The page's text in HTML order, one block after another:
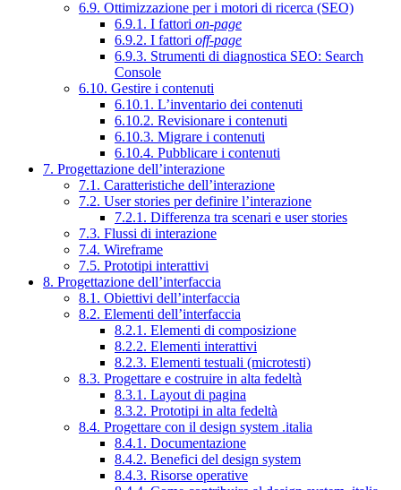
6.9. Ottimizzazione per i motori di ricerca (SEO)
6.9.1. I fattori on-page
6.9.2. I fattori off-page
6.9.3. Strumenti di diagnostica SEO: Search
Console
6.10. Gestire i contenuti
6.10.1. L’inventario dei contenuti
6.10.2. Revisionare i contenuti
6.10.3. Migrare i contenuti
6.10.4. Pubblicare i contenuti
7. Progettazione dell’interazione
7.1. Caratteristiche dell’interazione
7.2. User stories per definire l’interazione
7.2.1. Differenza tra scenari e user stories
7.3. Flussi di interazione
7.4. Wireframe
7.5. Prototipi interattivi
8. Progettazione dell’interfaccia
8.1. Obiettivi dell’interfaccia
8.2. Elementi dell’interfaccia
8.2.1. Elementi di composizione
8.2.2. Elementi interattivi
8.2.3. Elementi testuali (microtesti)
8.3. Progettare e costruire in alta fedeltà
8.3.1. Layout di pagina
8.3.2. Prototipi in alta fedeltà
8.4. Progettare con il design system .italia
8.4.1. Documentazione
8.4.2. Benefici del design system
8.4.3. Risorse operative